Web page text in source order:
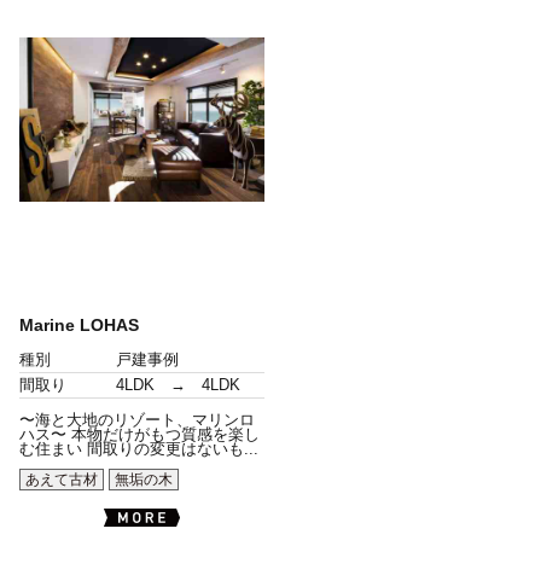
Marine LOHAS
種別
戸建事例
間取り
4LDK → 4LDK
〜海と大地のリゾート、マリンロ
ハス〜 本物だけがもつ質感を楽し
む住まい 間取りの変更はないも...
あえて古材
無垢の木